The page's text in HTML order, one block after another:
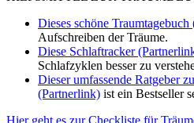
Dieses schöne
Aufschreiben der Träume.
Diese Schlaftracker
Schlafzyklen besser zu
Dieser umfassende Ratgeber
(Partnerlink) ist ein Bestseller
Hier geht es zur Checkliste für